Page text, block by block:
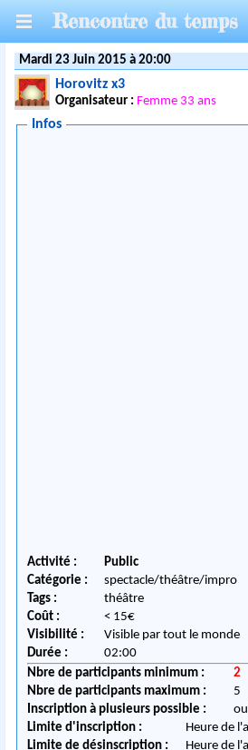
Rencontre du temps
Mardi 23 Juin 2015 à 20:00
Horovitz x3
Organisateur : Femme 33 ans
Infos
Activité :
Public
Catégorie :
spectacle/théâtre/impro
Tags :
théâtre
Coût :
< 15€
Visibilité :
Visible par tout le monde
Durée :
02:00
Nbre de participants minimum :
2
Nbre de participants maximum :
5
Inscription à plusieurs possible :
Limite d'inscription :
Heure de
Limite de désinscription :
Heure de